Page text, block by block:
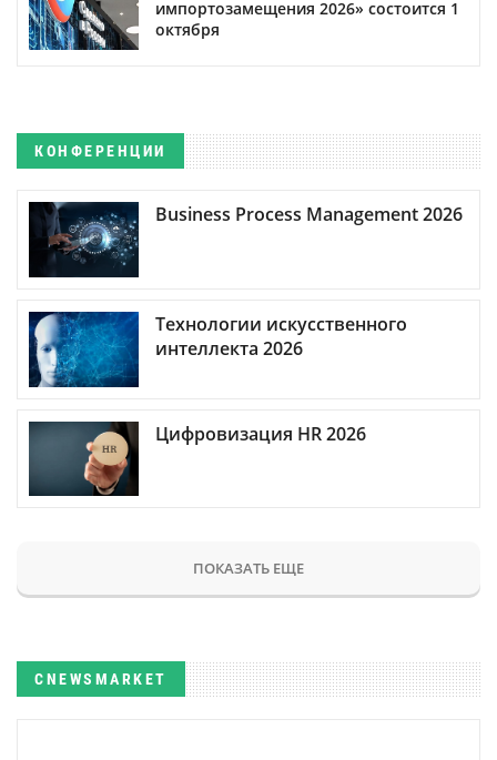
импортозамещения 2026» состоится 1
октября
КОНФЕРЕНЦИИ
Business Process Management 2026
Технологии искусственного
интеллекта 2026
Цифровизация HR 2026
ПОКАЗАТЬ ЕЩЕ
CNEWSMARKET